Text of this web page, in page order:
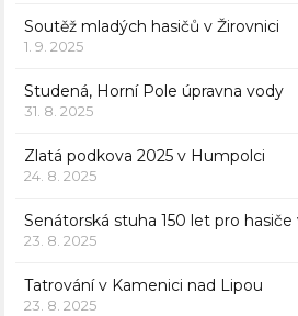
Soutěž mladých hasičů v Žirovnici
1. 9. 2025
Studená, Horní Pole úpravna vody
31. 8. 2025
Zlatá podkova 2025 v Humpolci
24. 8. 2025
Senátorská stuha 150 let pro
23. 8. 2025
Tatrování v Kamenici nad Lipou
23. 8. 2025